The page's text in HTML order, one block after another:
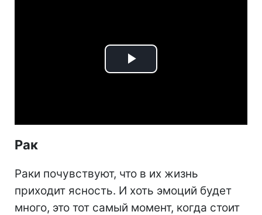
Play
Рак
Раки почувствуют, что в их жизнь
приходит ясность. И хоть эмоций будет
много, это тот самый момент, когда стоит